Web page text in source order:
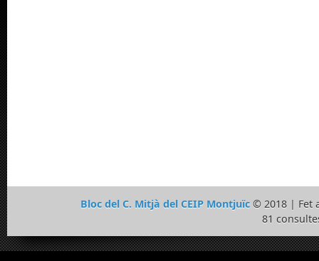
Bloc del C. Mitjà del CEIP Montjuïc © 2018 | Fet
81